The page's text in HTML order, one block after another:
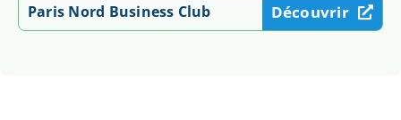
Paris Nord Business Club Découvrir